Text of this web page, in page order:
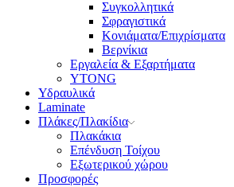
Συγκολλητικά
Σφραγιστικά
Κονιάματα/Επιχρίσματα
Βερνίκια
Εργαλεία & Εξαρτήματα
YTONG
Υδραυλικά
Laminate
Πλάκες/Πλακίδια
Πλακάκια
Επένδυση Τοίχου
Εξωτερικού χώρου
Προσφορές